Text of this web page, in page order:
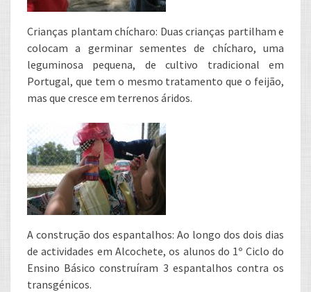
Crianças plantam chícharo: Duas crianças partilham e
colocam a germinar sementes de chícharo, uma
leguminosa pequena, de cultivo tradicional em
Portugal, que tem o mesmo tratamento que o feijão,
mas que cresce em terrenos áridos.
A construção dos espantalhos: Ao longo dos dois dias
de actividades em Alcochete, os alunos do 1º Ciclo do
Ensino Básico construíram 3 espantalhos contra os
transgénicos.